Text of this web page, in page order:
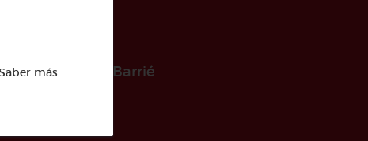
la Fundación Barrié
más.